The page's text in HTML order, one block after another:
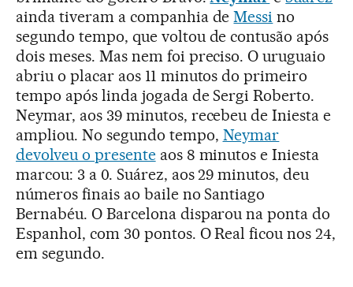
ainda tiveram a companhia deMessi no
segundo tempo, que voltou de contusão após
dois meses. Mas nem foi preciso. O uruguaio
abriu o placar aos 11 minutos do primeiro
tempo após linda jogada de Sergi Roberto.
Neymar, aos 39 minutos, recebeu de Iniesta e
ampliou. No segundo tempo, Neymar
devolveu o presenteaos 8 minutos e Iniesta
marcou: 3 a 0. Suárez, aos 29 minutos, deu
números finais ao baile no Santiago
Bernabéu. O Barcelona disparou na ponta do
Espanhol, com 30 pontos. O Real ficou nos 24,
em segundo.